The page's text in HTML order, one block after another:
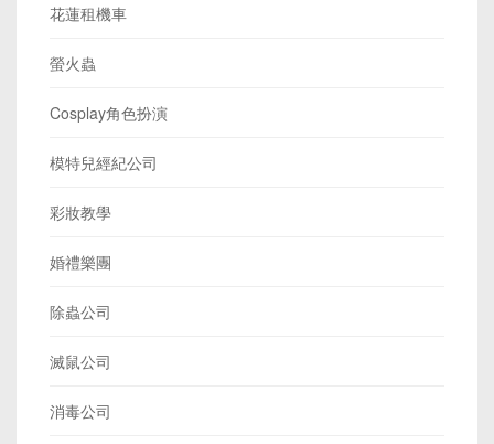
花蓮租機車
螢火蟲
Cosplay角色扮演
模特兒經紀公司
彩妝教學
婚禮樂團
除蟲公司
滅鼠公司
消毒公司